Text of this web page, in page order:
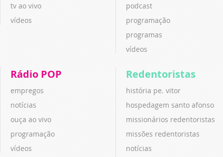
tv ao vivo
vídeos
podcast
programação
programas
vídeos
Rádio POP
empregos
notícias
ouça ao vivo
programação
vídeos
Redentoristas
história pe. vitor
hospedagem santo afonso
missionários redentoristas
missões redentoristas
notícias